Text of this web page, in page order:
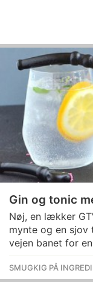
Gin og tonic
Nøj, en lækker
mynte og en
vejen banet for
SMUGKIG PÅ